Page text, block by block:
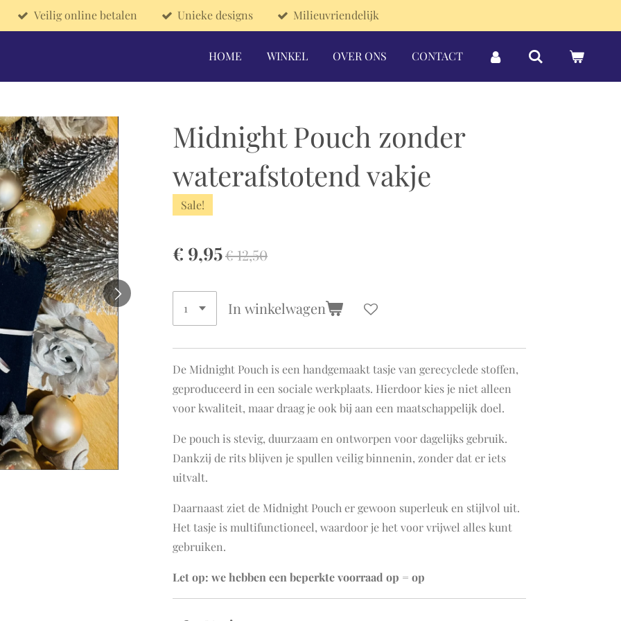
Veilig online betalen Unieke designs Milieuvriendelijk
HOME WINKEL OVER ONS CONTACT
Midnight Pouch zonder
waterafstotend vakje
Sale!
€ 9,95€ 12,50
In winkelwagen
De Midnight Pouch is een handgemaakt tasje van gerecyclede stoffen,
geproduceerd in een sociale werkplaats. Hierdoor kies je niet alleen
voor kwaliteit, maar draag je ook bij aan een maatschappelijk doel.
De pouch is stevig, duurzaam en ontworpen voor dagelijks gebruik.
Dankzij de rits blijven je spullen veilig binnenin, zonder dat er iets
uitvalt.
Daarnaast ziet de Midnight Pouch er gewoon superleuk en stijlvol uit.
Het tasje is multifunctioneel, waardoor je het voor vrijwel alles kunt
gebruiken.
Let op: we hebben een beperkte voorraad op = op